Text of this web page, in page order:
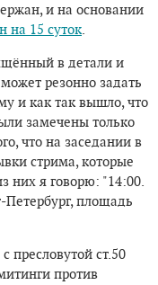
и на основании
на 15 суток
в детали и
резонно задать
и как так вышло, что
замечены только
что на заседании в
стрима, которые
них я говорю: "14:00.
площадь
пресловутой ст.50
против